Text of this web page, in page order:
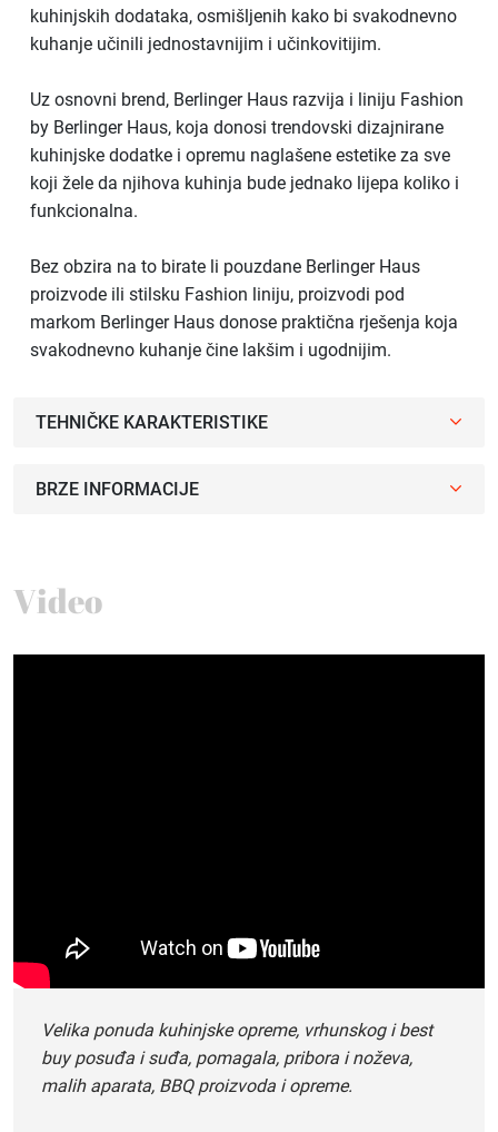
kuhinjskih dodataka, osmišljenih kako bi svakodnevno
kuhanje učinili jednostavnijim i učinkovitijim.
Uz osnovni brend, Berlinger Haus razvija i liniju Fashion
by Berlinger Haus, koja donosi trendovski dizajnirane
kuhinjske dodatke i opremu naglašene estetike za sve
koji žele da njihova kuhinja bude jednako lijepa koliko i
funkcionalna.
Bez obzira na to birate li pouzdane Berlinger Haus
proizvode ili stilsku Fashion liniju, proizvodi pod
markom Berlinger Haus donose praktična rješenja koja
svakodnevno kuhanje čine lakšim i ugodnijim.
TEHNIČKE KARAKTERISTIKE
BRZE INFORMACIJE
Video
Velika ponuda kuhinjske opreme, vrhunskog i best
buy posuđa i suđa, pomagala, pribora i noževa,
malih aparata, BBQ proizvoda i opreme.